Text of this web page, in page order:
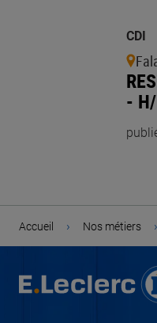
CDI
-
Accueil › Nos métiers ›